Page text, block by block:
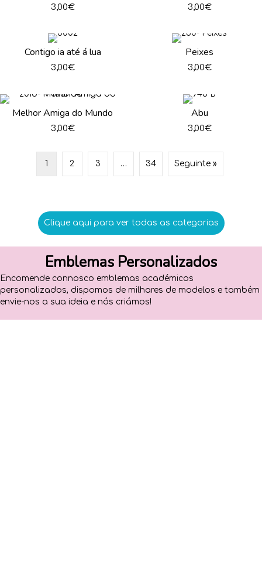
3,00€ 3,00€
Contigo ia até á lua
3,00€
Peixes
3,00€
Melhor Amiga do Mundo
3,00€
Abu
3,00€
1 2 3 … 34 Seguinte »
Clique aqui para ver todas as categorias
Emblemas Personalizados
Encomende connosco emblemas académicos
personalizados, dispomos de milhares de modelos e também
envie-nos a sua ideia e nós criámos!